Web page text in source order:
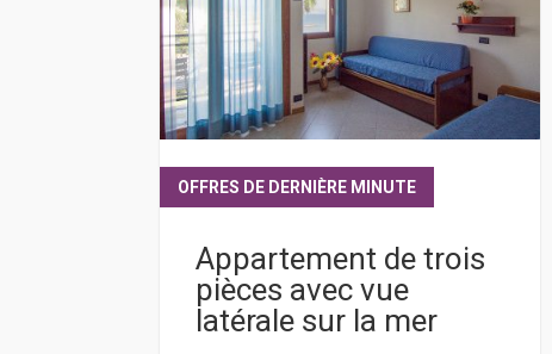
lire plus
Appartement de trois
pièces avec vue
latérale sur la mer
OFFRES DE DERNIÈRE MINUTE